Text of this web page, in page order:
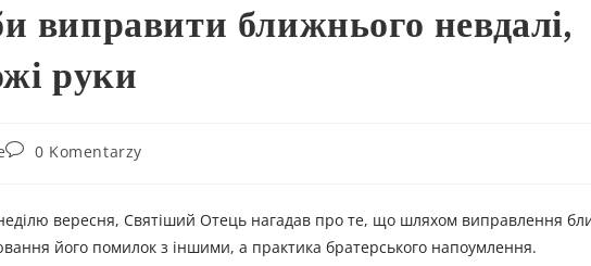
виправити ближнього невдалі,
руки
0 Komentarzy
вересня, Святіший Отець нагадав про те, що шляхом виправлення
його помилок з іншими, а практика братерського напоумлення.